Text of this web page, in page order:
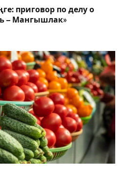
приговор по делу о
– Мангышлак»